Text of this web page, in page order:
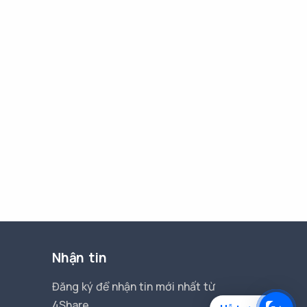
Nhận tin
Đăng ký để nhận tin mới nhất từ